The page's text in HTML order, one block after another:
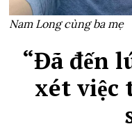
Nam Long cùng ba mẹ
“Đã đến
xét việc